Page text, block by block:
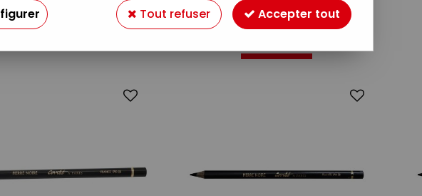
Tout refuser Accepter tout